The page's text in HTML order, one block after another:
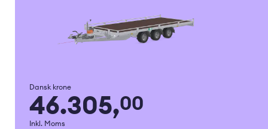
Dansk krone
46.305,00
Inkl. Moms